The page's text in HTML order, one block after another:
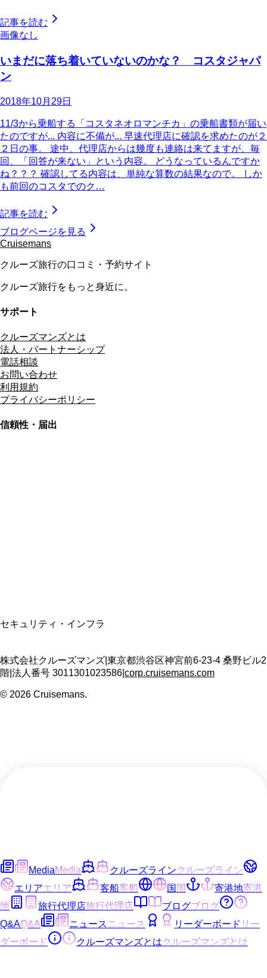
記事を読む
画像なし
いまだに落ち着いていないのかな？ コスタジャパ
ン
2018年10月29日
11/3から乗船する「コスタネオロマンチカ」の乗船書類が届い
たのですが... 内容に不備が... 早速代理店に確認を求めたのが２
２日の事。 途中、代理店からは幾度も連絡は来てますが、毎
回、「回答が来ない」という内容。 どうなっているんですか
ね？？？ 確認してる内容は、単純な算数の結果なので。 しか
も前回のコスタでのク…
記事を読む
ブログページを見る
Cruisemans
クルーズ旅行の口コミ・予約サイト
クルーズ旅行をもっと身近に。
サポート
クルーズマンズとは
法人・パートナーシップ
電話相談
お問い合わせ
利用規約
プライバシーポリシー
信頼性・届出
セキュリティ・インフラ
株式会社クルーズマンズ 東京都渋谷区神宮前6-23-4 桑野ビル2
階 法人番号 3011301023586 corp.cruisemans.com
© 2026 Cruisemans.
MediaMedia クルーズラインクルーズライン
エリアエリア 客船客船 国国 寄港地寄港
地
旅行代理店旅行代理店 ブログブログ
Q&AQ&A ニュース ニュース リーダーボード リー
ダーボード
クルーズマンズとはクルーズマンズとは